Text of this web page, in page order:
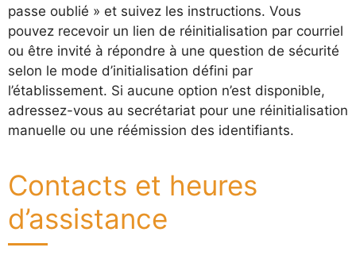
passe oublié » et suivez les instructions. Vous
pouvez recevoir un lien de réinitialisation par courriel
ou être invité à répondre à une question de sécurité
selon le mode d’initialisation défini par
l’établissement. Si aucune option n’est disponible,
adressez-vous au secrétariat pour une réinitialisation
manuelle ou une réémission des identifiants.
Contacts et heures
d’assistance